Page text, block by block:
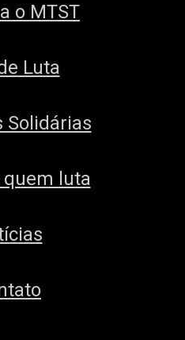
o MTST
Luta
Solidárias
quem luta